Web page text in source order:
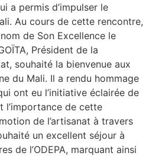
a permis d’impulser le
Au cours de cette rencontre,
de Son Excellence le
Président de la
souhaité la bienvenue aux
du Mali. Il a rendu hommage
ont eu l’initiative éclairée de
l’importance de cette
de l’artisanat à travers
un excellent séjour à
de l’ODEPA, marquant ainsi